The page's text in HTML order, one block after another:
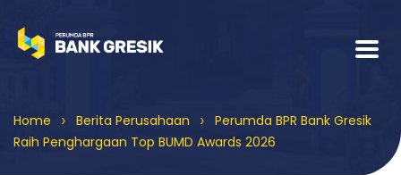
Home > Berita Perusahaan > Perumda BPR Bank Gresik
Raih Penghargaan Top BUMD Awards 2026